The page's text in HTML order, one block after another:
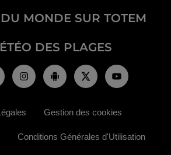
MONDE SUR TOTEM
DES PLAGES
Gestion des cookies
Conditions Générales d'Utilisation